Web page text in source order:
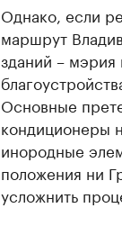
Однако, если
маршрут
зданий – мэрия
Основные
кондиционеры
инородные
положения ни
усложнить